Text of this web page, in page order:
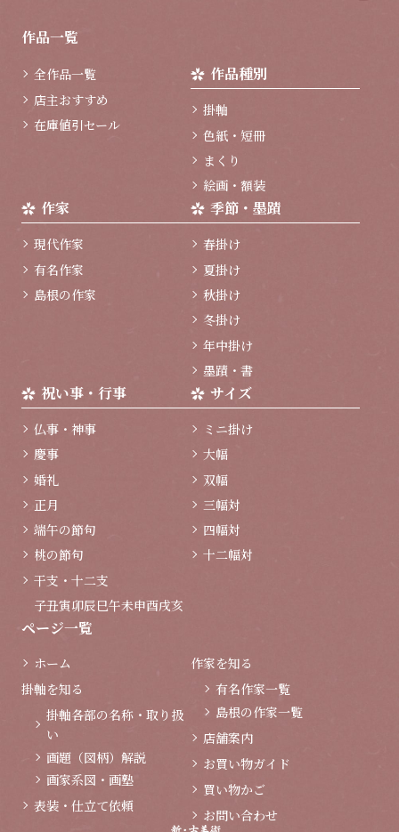
作品一覧
全作品一覧
店主おすすめ
在庫値引セール
作品種別
掛軸
色紙・短冊
まくり
絵画・額装
作家
現代作家
有名作家
島根の作家
季節・墨蹟
春掛け
夏掛け
秋掛け
冬掛け
年中掛け
墨蹟・書
祝い事・行事
仏事・神事
慶事
婚礼
正月
端午の節句
桃の節句
干支・十二支
子丑寅卯辰巳午未申酉戌亥
サイズ
ミニ掛け
大幅
双幅
三幅対
四幅対
十二幅対
ページ一覧
ホーム
掛軸を知る
掛軸各部の名称・取り扱
い
画題（図柄）解説
画家系図・画塾
表装・仕立て依頼
作家を知る
有名作家一覧
島根の作家一覧
店舗案内
お買い物ガイド
買い物かご
お問い合わせ